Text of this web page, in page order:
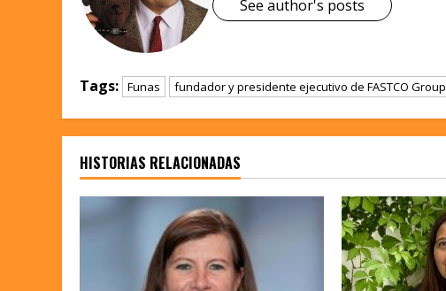
See author's posts
Tags: Funas fundador y presidente ejecutivo de FASTCO Group
HISTORIAS RELACIONADAS